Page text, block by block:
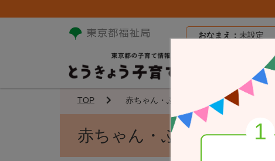
おなまえ： 未設定
TOP 赤ちゃん・ふらっと
赤ちゃん・ふらっと